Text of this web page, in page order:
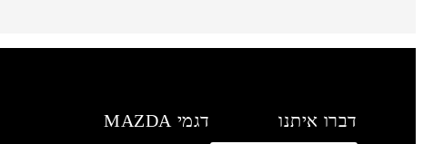
דברו איתנו דגמי MAZDA